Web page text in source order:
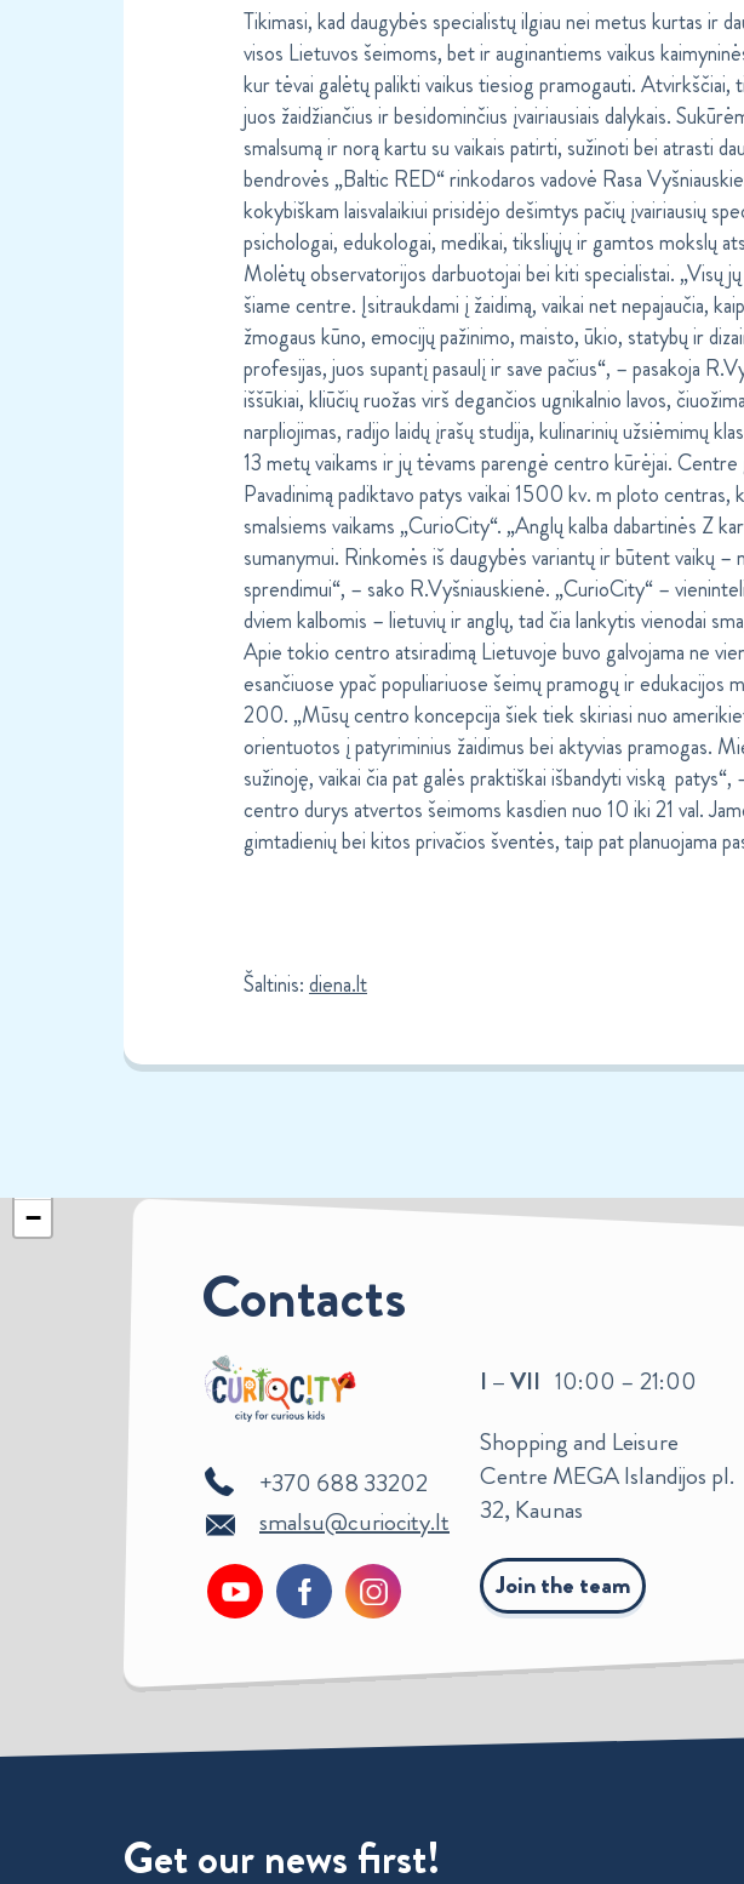
Tikimasi, kad daugybės specialistų ilgiau nei metus kurtas ir
visos Lietuvos šeimoms, bet ir auginantiems vaikus
kur tėvai galėtų palikti vaikus tiesiog pramogauti. Atvirkščiai,
juos žaidžiančius ir besidominčius įvairiausiais dalykais.
smalsumą ir norą kartu su vaikais patirti, sužinoti bei atrasti
bendrovės „Baltic RED“ rinkodaros vadovė Rasa
kokybiškam laisvalaikiui prisidėjo dešimtys pačių įvairiausių
psichologai, edukologai, medikai, tiksliųjų ir gamtos mokslų
Molėtų observatorijos darbuotojai bei kiti specialistai. „Visų
šiame centre. Įsitraukdami į žaidimą, vaikai net nepajaučia,
žmogaus kūno, emocijų pažinimo, maisto, ūkio, statybų ir
profesijas, juos supantį pasaulį ir save pačius“, – pasakoja
iššūkiai, kliūčių ruožas virš degančios ugnikalnio lavos,
narpliojimas, radijo laidų įrašų studija, kulinarinių užsiėmimų
13 metų vaikams ir jų tėvams parengė centro kūrėjai.
Pavadinimą padiktavo patys vaikai 1500 kv. m ploto
smalsiems vaikams „CurioCity“. „Anglų kalba dabartinės Z
sumanymui. Rinkomės iš daugybės variantų ir būtent vaikų
sprendimui“, – sako R.Vyšniauskienė. „CurioCity“ –
dviem kalbomis – lietuvių ir anglų, tad čia lankytis vienodai
Apie tokio centro atsiradimą Lietuvoje buvo galvojama ne
esančiuose ypač populiariuose šeimų pramogų ir edukacijos
200. „Mūsų centro koncepcija šiek tiek skiriasi nuo
orientuotos į patyriminius žaidimus bei aktyvias pramogas.
sužinoję, vaikai čia pat galės praktiškai išbandyti viską
centro durys atvertos šeimoms kasdien nuo 10 iki 21 val.
gimtadienių bei kitos privačios šventės, taip pat planuojama
Šaltinis:diena.lt
−
Contacts
+370 688 33202
smalsu@curiocity.lt
I – VII 10:00 – 21:00
Shopping and Leisure
Centre MEGA Islandijos pl.
32, Kaunas
Join the team
Get our news first!